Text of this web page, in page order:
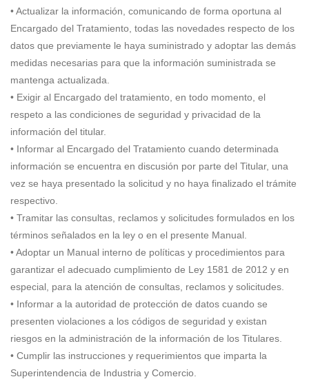
• Actualizar la información, comunicando de forma oportuna al
Encargado del Tratamiento, todas las novedades respecto de los
datos que previamente le haya suministrado y adoptar las demás
medidas necesarias para que la información suministrada se
mantenga actualizada.
• Exigir al Encargado del tratamiento, en todo momento, el
respeto a las condiciones de seguridad y privacidad de la
información del titular.
• Informar al Encargado del Tratamiento cuando determinada
información se encuentra en discusión por parte del Titular, una
vez se haya presentado la solicitud y no haya finalizado el trámite
respectivo.
• Tramitar las consultas, reclamos y solicitudes formulados en los
términos señalados en la ley o en el presente Manual.
• Adoptar un Manual interno de políticas y procedimientos para
garantizar el adecuado cumplimiento de Ley 1581 de 2012 y en
especial, para la atención de consultas, reclamos y solicitudes.
• Informar a la autoridad de protección de datos cuando se
presenten violaciones a los códigos de seguridad y existan
riesgos en la administración de la información de los Titulares.
• Cumplir las instrucciones y requerimientos que imparta la
Superintendencia de Industria y Comercio.